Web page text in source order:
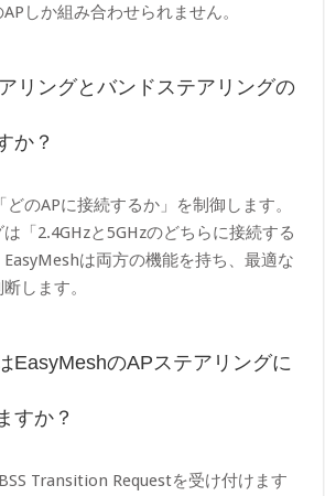
しか組み合わせられません。
リングとバンドステアリングの
か？
のAPに接続するか」を制御します。
「2.4GHzと5GHzのどちらに接続する
は両方の機能を持ち、最適な
します。
EasyMeshのAPステアリングに
すか？
Transition Requestを受け付けます